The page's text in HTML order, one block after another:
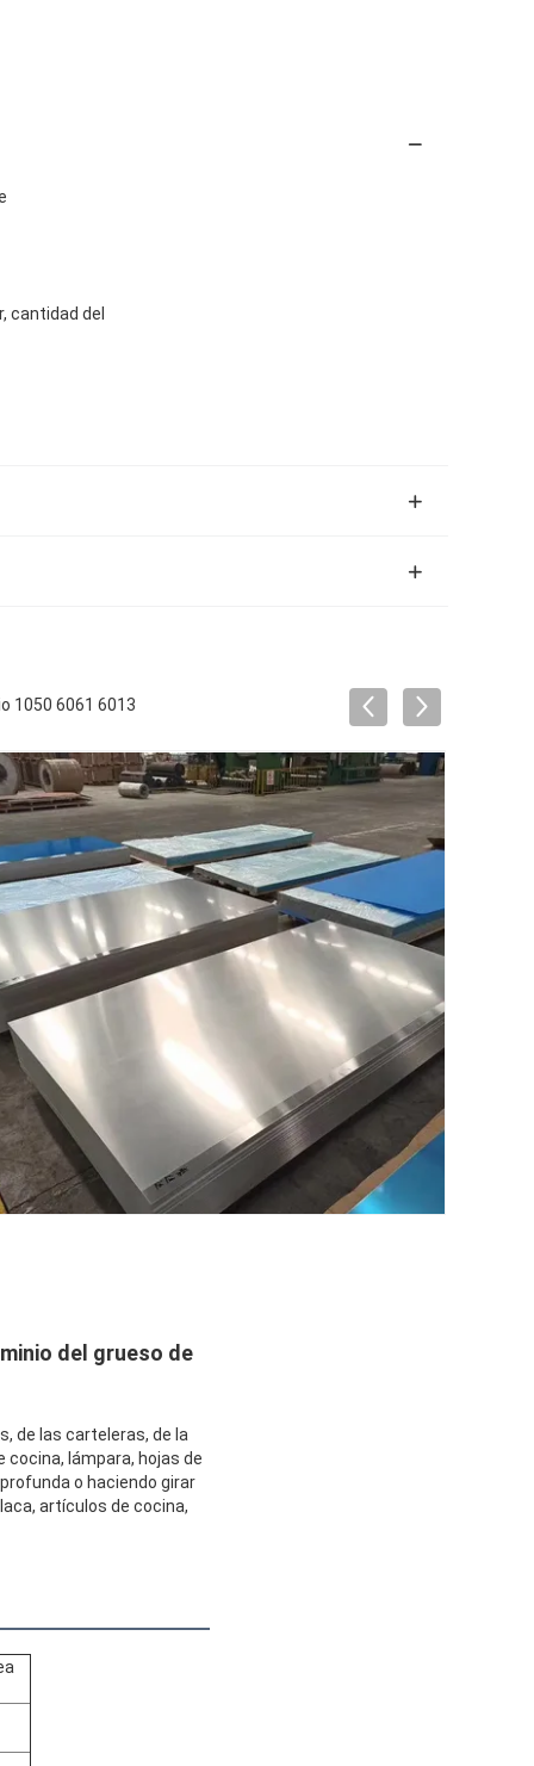
cantidad del
1050 6061 6013
del grueso de
de las carteleras, de la
lámpara, hojas de
o haciendo girar
artículos de cocina,